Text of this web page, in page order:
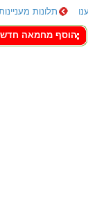
תלונות
הוסף מחמאה